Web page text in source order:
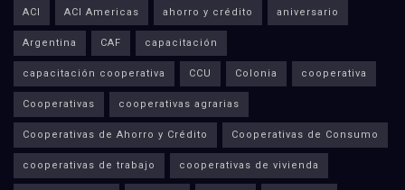
ACI ACI Americas ahorro y crédito aniversario
Argentina CAF capacitación
capacitación cooperativa CCU Colonia cooperativa
Cooperativas cooperativas agrarias
Cooperativas de Ahorro y Crédito Cooperativas de Consumo
cooperativas de trabajo cooperativas de vivienda